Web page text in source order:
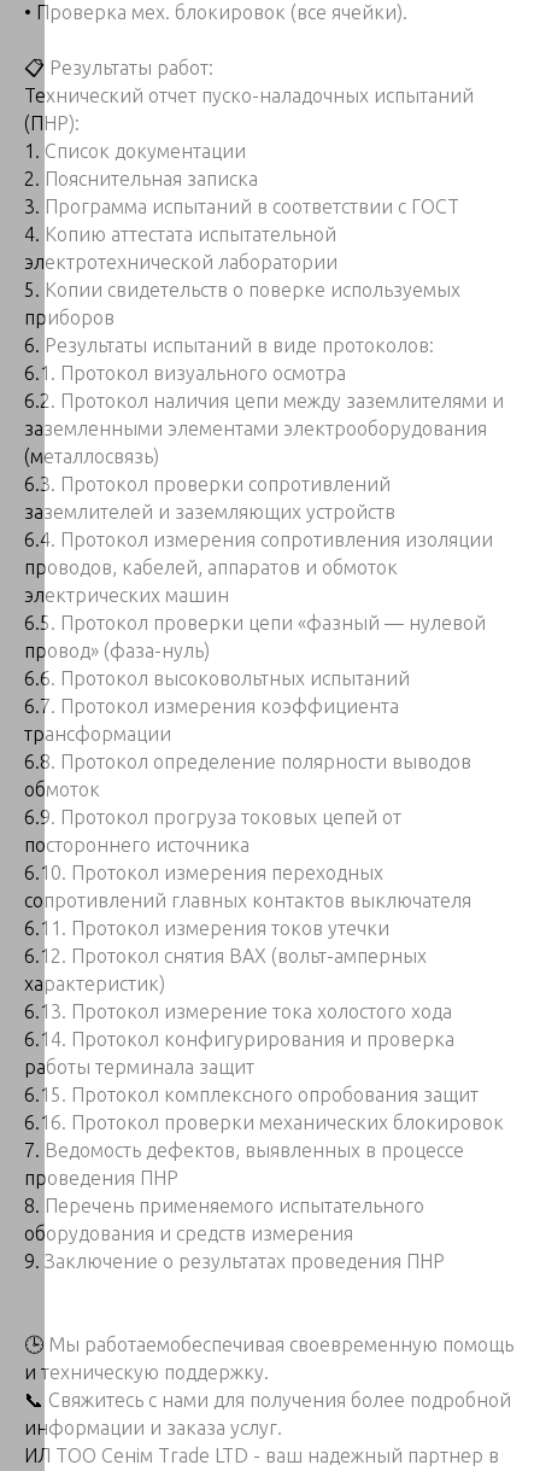
• Проверка мех. блокировок (все ячейки).
📋 Результаты работ:
Технический отчет пуско-наладочных испытаний
(ПНР):
1. Список документации
2. Пояснительная записка
3. Программа испытаний в соответствии с ГОСТ
4. Копию аттестата испытательной
электротехнической лаборатории
5. Копии свидетельств о поверке используемых
приборов
6. Результаты испытаний в виде протоколов:
6.1. Протокол визуального осмотра
6.2. Протокол наличия цепи между заземлителями и
заземленными элементами электрооборудования
(металлосвязь)
6.3. Протокол проверки сопротивлений
заземлителей и заземляющих устройств
6.4. Протокол измерения сопротивления изоляции
проводов, кабелей, аппаратов и обмоток
электрических машин
6.5. Протокол проверки цепи «фазный — нулевой
провод» (фаза-нуль)
6.6. Протокол высоковольтных испытаний
6.7. Протокол измерения коэффициента
трансформации
6.8. Протокол определение полярности выводов
обмоток
6.9. Протокол прогруза токовых цепей от
постороннего источника
6.10. Протокол измерения переходных
сопротивлений главных контактов выключателя
6.11. Протокол измерения токов утечки
6.12. Протокол снятия ВАХ (вольт-амперных
характеристик)
6.13. Протокол измерение тока холостого хода
6.14. Протокол конфигурирования и проверка
работы терминала защит
6.15. Протокол комплексного опробования защит
6.16. Протокол проверки механических блокировок
7. Ведомость дефектов, выявленных в процессе
проведения ПНР
8. Перечень применяемого испытательного
оборудования и средств измерения
9. Заключение о результатах проведения ПНР
🕒 Мы работаемобеспечивая своевременную помощь
и техническую поддержку.
📞 Свяжитесь с нами для получения более подробной
информации и заказа услуг.
ИЛ ТОО Сенім Trade LTD - ваш надежный партнер в